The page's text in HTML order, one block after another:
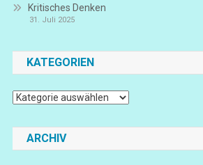
Kritisches Denken
31. Juli 2025
KATEGORIEN
Kategorien
ARCHIV